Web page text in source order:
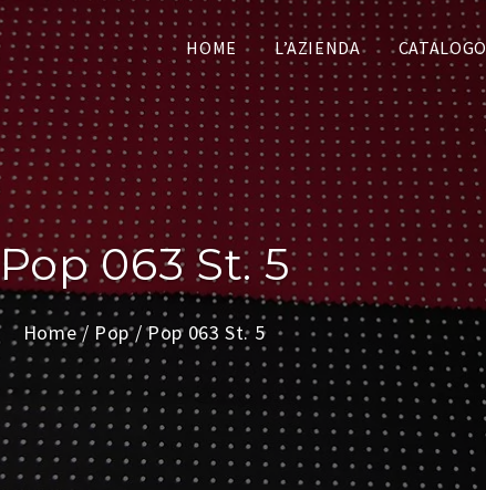
HOME L’AZIENDA CATALOGO
Pop 063 St. 5
Home/ Pop/ Pop 063 St. 5